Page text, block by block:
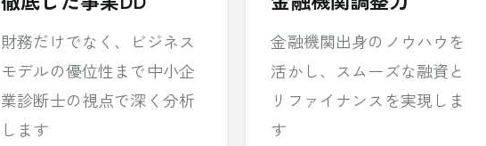
財務だけでなく、ビジネス
モデルの優位性まで中小企
業診断士の視点で深く分析
します
金融機関出身のノウハウを
活かし、スムーズな融資と
リファイナンスを実現しま
す